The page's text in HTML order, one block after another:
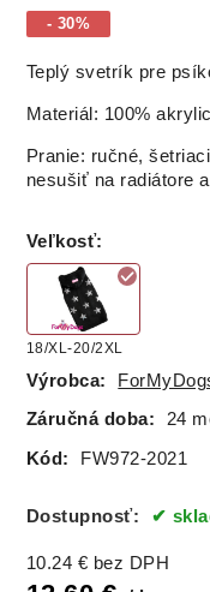
- 30%
Teplý svetrík pre
Materiál: 100% akrylic
Pranie: ručné,
nesušiť na radiátore
Veľkosť:
18/XL-20/2XL
Výrobca:
Záručná doba: 24
Kód: FW972-2021
Dostupnosť:
10.24 € bez DPH